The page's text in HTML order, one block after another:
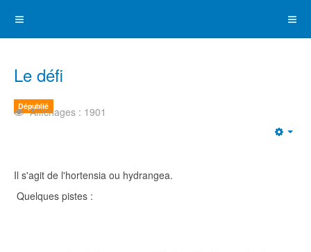
Le défi
Dépublié
Affichages : 1901
Il s'agit de l'hortensia ou hydrangea.
Quelques pistes :